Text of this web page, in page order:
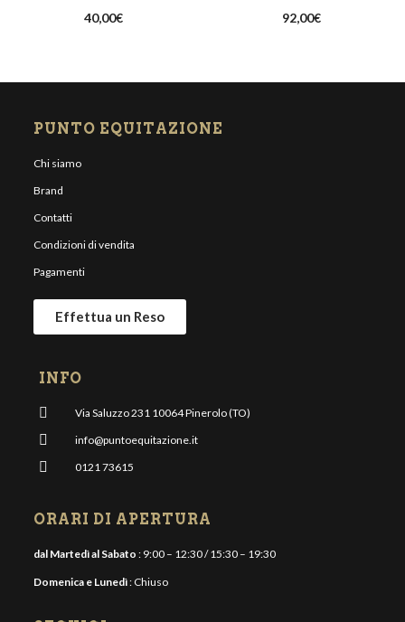
40,00€ 92,00€
PUNTO EQUITAZIONE
Chi siamo
Brand
Contatti
Condizioni di vendita
Pagamenti
Effettua un Reso
INFO
Via Saluzzo 231 10064 Pinerolo (TO)
info@puntoequitazione.it
0121 73615
ORARI DI APERTURA
dal Martedì al Sabato : 9:00 – 12:30 / 15:30 – 19:30
Domenica e Lunedì: Chiuso